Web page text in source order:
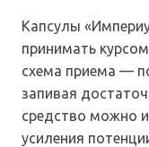
Капсулы
принимать
схема приема —
запивая
средство можно
усиления